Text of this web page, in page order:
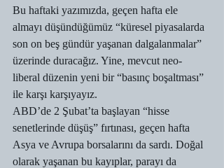
Bu haftaki yazımızda, geçen hafta ele
almayı düşündüğümüz “küresel piyasalarda
son on beş gündür yaşanan dalgalanmalar”
üzerinde duracağız. Yine, mevcut neo-
liberal düzenin yeni bir “basınç boşaltması”
ile karşı karşıyayız.
ABD’de 2 Şubat’ta başlayan “hisse
senetlerinde düşüş” fırtınası, geçen hafta
Asya ve Avrupa borsalarını da sardı. Doğal
olarak yaşanan bu kayıplar, parayı da